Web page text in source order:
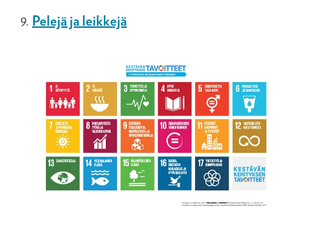
Pelejä ja leikkejä